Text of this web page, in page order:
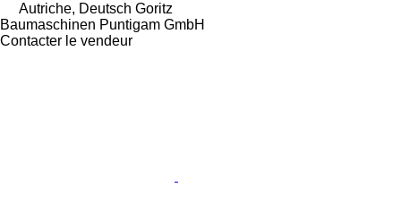
Autriche, Deutsch Goritz
Baumaschinen Puntigam GmbH
Contacter le vendeur